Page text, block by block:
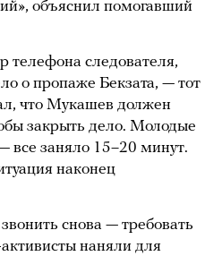
объяснил помогавший
следователя,
о пропаже Бекзата, — тот
что Мукашев должен
закрыть дело. Молодые
все заняло 15–20 минут.
наконец
снова — требовать
наняли для